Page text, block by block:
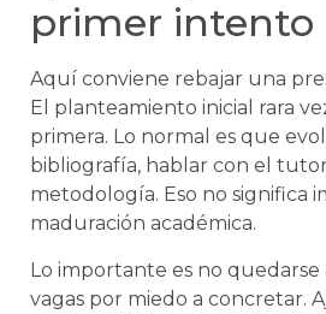
primer intento
Aquí conviene rebajar una
El planteamiento inicial rara
primera. Lo normal es que
bibliografía, hablar con el
metodología. Eso no significa
maduración académica.
Lo importante es no
vagas por miedo a concretar.